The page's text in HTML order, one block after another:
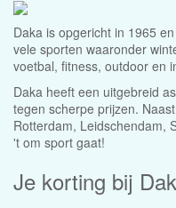
Daka is opgericht in 1965
vele sporten waaronder
voetbal, fitness, outdoor en
Daka heeft een uitgebreid
tegen scherpe prijzen.
Rotterdam, Leidschendam,
't om sport gaat!
Je korting bij